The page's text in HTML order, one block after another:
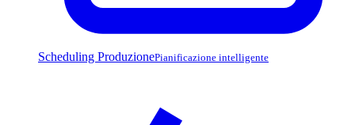
Scheduling ProduzionePianificazione intelligente